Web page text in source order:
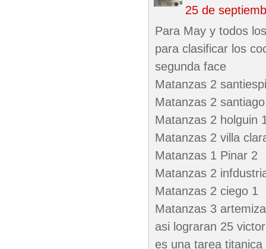
25 de
Para May y todos
para clasificar los
segunda face
Matanzas 2
Matanzas 2
Matanzas 2 holguin
Matanzas 2 villa
Matanzas 1 Pinar 2
Matanzas 2
Matanzas 2 ciego 1
Matanzas 3
asi lograran 25
es una tarea